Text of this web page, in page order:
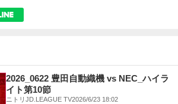
2026_0622 豊田自動織機 vs NEC_ハイラ
イト第10節
ニトリJD.LEAGUE TV2026/6/23 18:02